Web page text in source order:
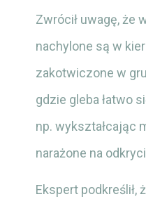
Zwrócił uwagę, że
nachylone są w
zakotwiczone w
gdzie gleba łatwo
np. wykształcając
narażone na
Ekspert